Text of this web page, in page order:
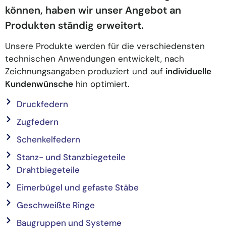
können, haben wir unser Angebot an
Produkten ständig erweitert.
Unsere Produkte werden für die verschiedensten
technischen Anwendungen entwickelt, nach
Zeichnungsangaben produziert und auf individuelle
Kundenwünsche hin optimiert.
Druckfedern
Zugfedern
Schenkelfedern
Stanz- und Stanzbiegeteile
Drahtbiegeteile
Eimerbügel und gefaste Stäbe
Geschweißte Ringe
Baugruppen und Systeme